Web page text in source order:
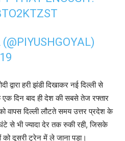
द्वारा हरी झंडी दिखाकर नई दिल्ली से
एक दिन बाद ही देश की सबसे तेज रफ्तार
वापस दिल्ली लौटते समय उत्तर प्रदेश के
से भी ज्यादा देर तक रुकी रही, जिसके
को दूसरी ट्रेन में ले जाना पड़ा।